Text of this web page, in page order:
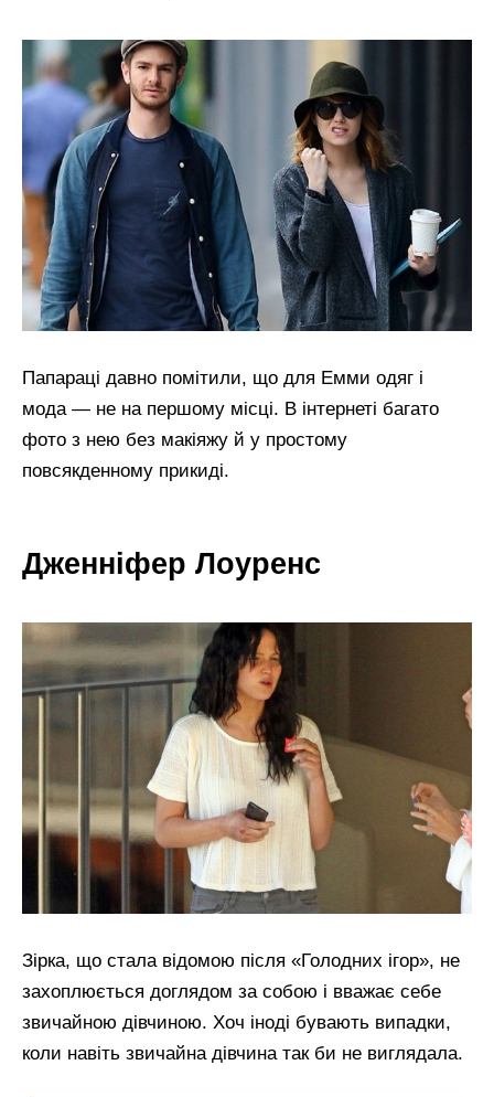
Папараці давно помітили, що для Емми одяг і
мода — не на першому місці. В інтернеті багато
фото з нею без макіяжу й у простому
повсякденному прикиді.
Дженніфер Лоуренс
Зірка, що стала відомою після «Голодних ігор», не
захоплюється доглядом за собою і вважає себе
звичайною дівчиною. Хоч іноді бувають випадки,
коли навіть звичайна дівчина так би не виглядала.